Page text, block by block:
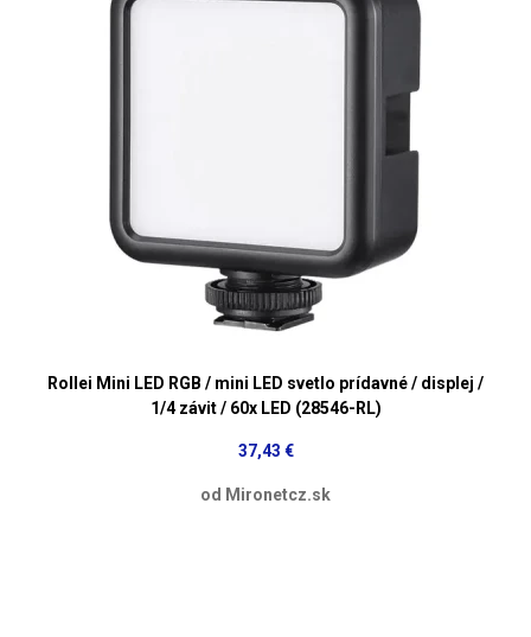
Rollei Mini LED RGB / mini LED svetlo prídavné / displej /
1/4 závit / 60x LED (28546-RL)
37,43 €
od Mironetcz.sk